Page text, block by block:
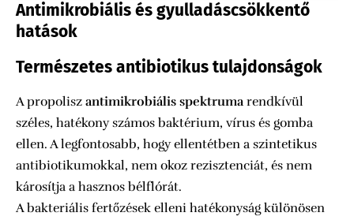
Antimikrobiális és gyulladáscsökkentő
hatások
Természetes antibiotikus tulajdonságok
A propolisz antimikrobiális spektrumarendkívül
széles, hatékony számos baktérium, vírus és gomba
ellen. A legfontosabb, hogy ellentétben a szintetikus
antibiotikumokkal, nem okoz rezisztenciát, és nem
károsítja a hasznos bélflórát.
A bakteriális fertőzések elleni hatékonyság különösen